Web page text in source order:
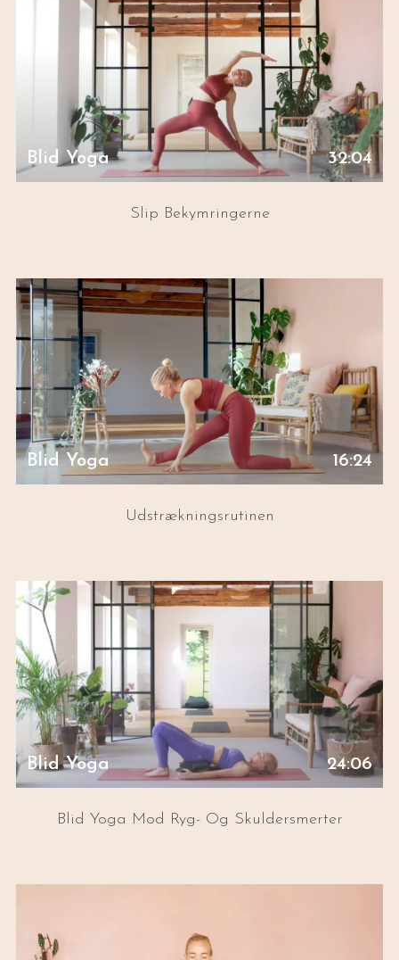
Blid Yoga 32:04
Slip Bekymringerne
Blid Yoga 16:24
Udstrækningsrutinen
Blid Yoga 24:06
Blid Yoga Mod Ryg- Og Skuldersmerter